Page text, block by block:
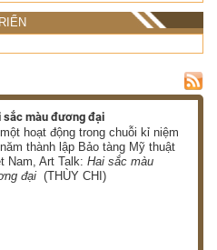
sắc màu đương đại
hoạt động trong chuỗi kỉ niệm
thành lập Bảo tàng Mỹ thuật
Nam, Art Talk:Hai sắc màu
đại (THÙY CHI)